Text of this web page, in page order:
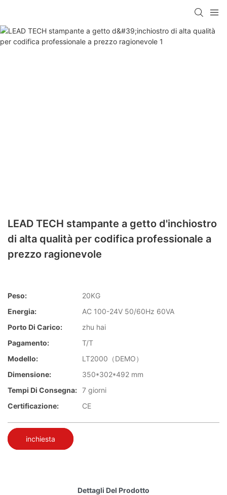
LEAD TECH stampante a getto d'inchiostro
di alta qualità per codifica professionale a
prezzo ragionevole
Peso:
20KG
Energia:
AC 100-24V 50/60Hz 60VA
Porto Di Carico:
zhu hai
Pagamento:
T/T
Modello:
LT2000（DEMO）
Dimensione:
350*302*492 mm
Tempi Di Consegna: 7 giorni
Certificazione:
CE
inchiesta
Dettagli Del Prodotto